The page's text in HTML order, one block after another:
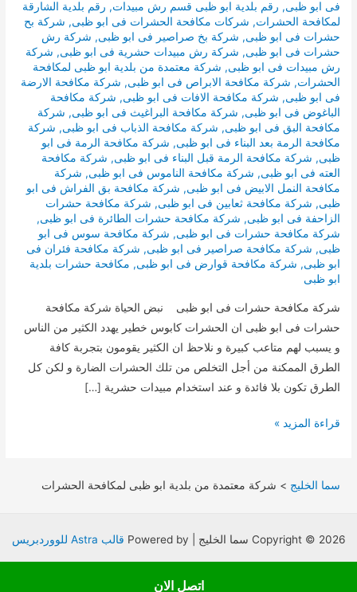
فى ابو ظبى, رقم بلدية ابو ظبى قسم رش مبيدات, رقم بلدية الشارقة
لمكافحة الحشرات, شركات مكافحة الحشرات فى ابو ظبى, شركة بح
حشرات فى ابو ظبى, شركة بخ صراصير فى ابو ظبى, شركة رش
حشرات فى ابو ظبى, شركة رش مبيدات حشرية فى ابو ظبى, شركة
رش مبيدات فى ابو ظبى, شركة معتمدة من بلدية ابو ظبى لمكافحة
الحشرات, شركة مكافحة الابراص فى ابو ظبى, شركة مكافحة الارضة
فى ابو ظبى, شركة مكافحة الافات فى ابو ظبى, شركة مكافحة
الباغوض فى ابو ظبى, شركة مكافحة البراغيث فى ابو ظبى, شركة
مكافحة البق فى ابو ظبى, شركة مكافحة الذباب فى ابو ظبى, شركة
مكافحة الرمة بعد البناء فى ابو ظبى, شركة مكافحة الرمة فى ابو
ظبى, شركة مكافحة الرمة قبل البناء فى ابو ظبى, شركة مكافحة
العته فى ابو ظبى, شركة مكافحة الناموس فى ابو ظبى, شركة
مكافحة النمل الابيض فى ابو ظبى, شركة مكافحة بق الفراش فى ابو
ظبى, شركة مكافحة ثعابين فى ابو ظبى, شركة مكافحة حشرات
الزاحفة فى ابو ظبى, شركة مكافحة حشرات الطائرة فى ابو ظبى,
شركة مكافحة حشرات فى ابو ظبى, شركة مكافحة سوس فى ابو
ظبى, شركة مكافحة صراصير فى ابو ظبى, شركة مكافحة فئران فى
ابو ظبى, شركة مكافحة قوارض فى ابو ظبى, مكافحة حشرات بلدية
ابو ظبى
شركة مكافحة حشرات فى ابو ظبى نبض الحياة شركة مكافحة
حشرات فى ابو ظبى ان الحشرات كابوس خطير يهدد الكثير من الناس
و يسبب لهم متاعب كبيرة و نلاحظ ان الكثير يقومون بتجربة كافة
الطرق الممكنة من أجل التخلص من تلك الحشرات الضارة و لكن كل
الطرق تكون بلا فائدة و عند استخدام مبيدات حشرية […]
شركة
قراءة المزيد »
سما الخليج > شركة معتمدة من بلدية ابو ظبى لمكافحة الحشرات
Copyright © 2026 سما الخليج | Powered by قالب Astra للووردبريس
اتصل الان